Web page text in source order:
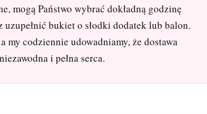
mogą Państwo wybrać dokładną godzinę
bukiet o słodki dodatek lub balon.
my codziennie udowadniamy, że dostawa
i pełna serca.